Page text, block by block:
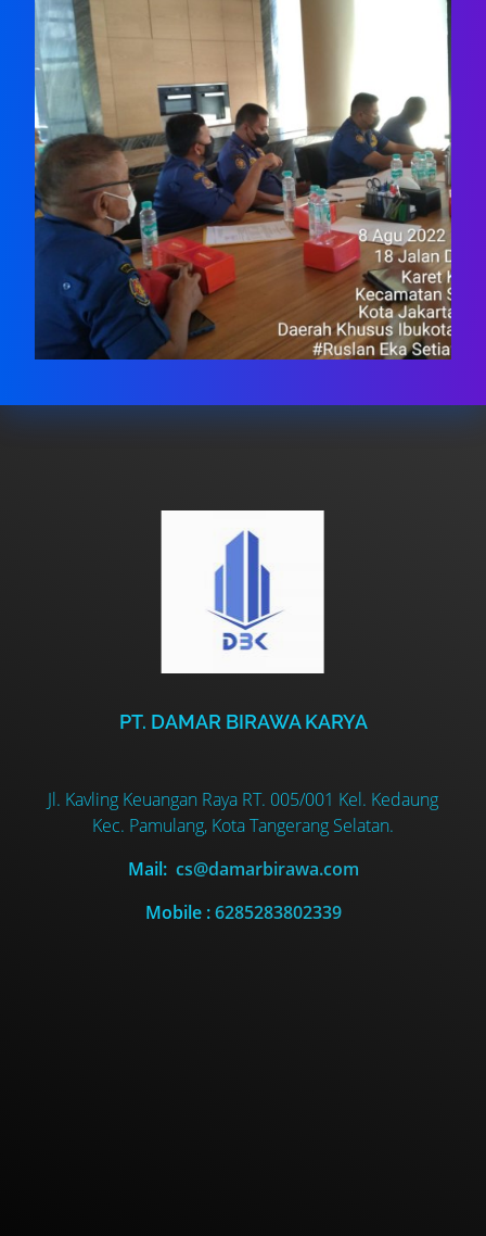
PT. DAMAR BIRAWA KARYA
Jl. Kavling Keuangan Raya RT. 005/001 Kel. Kedaung
Kec. Pamulang, Kota Tangerang Selatan.
Mail: cs@damarbirawa.com
Mobile :6285283802339